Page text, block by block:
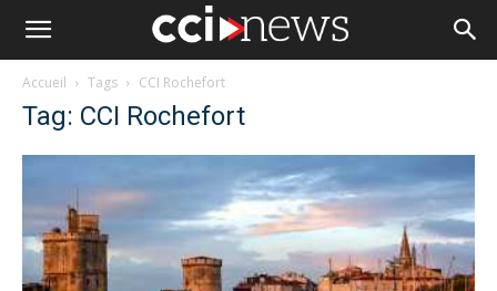
Accueil Tags CCI Rochefort
Tag: CCI Rochefort